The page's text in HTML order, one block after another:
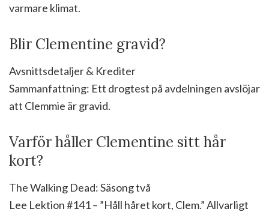
varmare klimat.
Blir Clementine gravid?
Avsnittsdetaljer & Krediter
Sammanfattning: Ett drogtest på avdelningen avslöjar
att Clemmie är gravid.
Varför håller Clementine sitt hår
kort?
The Walking Dead: Säsong två
Lee Lektion #141 – ”Håll håret kort, Clem.” Allvarligt